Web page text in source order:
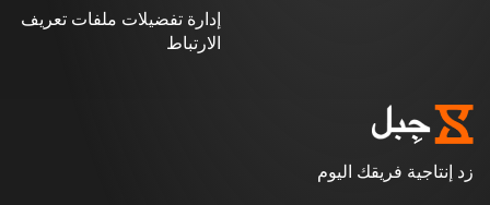
إدارة تفضيلات ملفات تعريف
الارتباط
زد إنتاجية فريقك اليوم